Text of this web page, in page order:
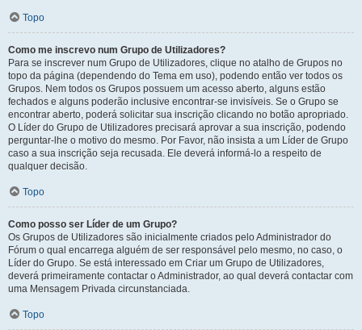
Topo
Como me inscrevo num Grupo de Utilizadores?
Para se inscrever num Grupo de Utilizadores, clique no atalho de Grupos no
topo da página (dependendo do Tema em uso), podendo então ver todos os
Grupos. Nem todos os Grupos possuem um acesso aberto, alguns estão
fechados e alguns poderão inclusive encontrar-se invisíveis. Se o Grupo se
encontrar aberto, poderá solicitar sua inscrição clicando no botão apropriado.
O Líder do Grupo de Utilizadores precisará aprovar a sua inscrição, podendo
perguntar-lhe o motivo do mesmo. Por Favor, não insista a um Líder de Grupo
caso a sua inscrição seja recusada. Ele deverá informá-lo a respeito de
qualquer decisão.
Topo
Como posso ser Líder de um Grupo?
Os Grupos de Utilizadores são inicialmente criados pelo Administrador do
Fórum o qual encarrega alguém de ser responsável pelo mesmo, no caso, o
Líder do Grupo. Se está interessado em Criar um Grupo de Utilizadores,
deverá primeiramente contactar o Administrador, ao qual deverá contactar com
uma Mensagem Privada circunstanciada.
Topo